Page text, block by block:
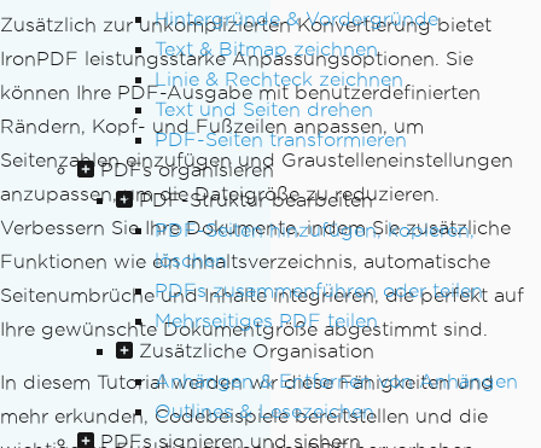
Hintergründe & Vordergründe
Text & Bitmap zeichnen
Linie & Rechteck zeichnen
Text und Seiten drehen
PDF-Seiten transformieren
PDFs organisieren
PDF-Struktur bearbeiten
PDF-Seiten hinzufügen, kopieren,
löschen
PDFs zusammenführen oder teilen
Mehrseitiges PDF teilen
Zusätzliche Organisation
Anhängen & Entfernen von Anhängen
Outlines & Lesezeichen
PDFs signieren und sichern
Zusätzlich zur unkomplizierten Konvertierung bietet
IronPDF leistungsstarke Anpassungsoptionen. Sie
können Ihre PDF-Ausgabe mit benutzerdefinierten
Rändern, Kopf- und Fußzeilen anpassen, um
Seitenzahlen einzufügen und Graustelleneinstellungen
anzupassen, um die Dateigröße zu reduzieren.
Verbessern Sie Ihre Dokumente, indem Sie zusätzliche
Funktionen wie ein Inhaltsverzeichnis, automatische
Seitenumbrüche und Inhalte integrieren, die perfekt auf
Ihre gewünschte Dokumentgröße abgestimmt sind.
In diesem Tutorial werden wir diese Fähigkeiten und
mehr erkunden, Codebeispiele bereitstellen und die